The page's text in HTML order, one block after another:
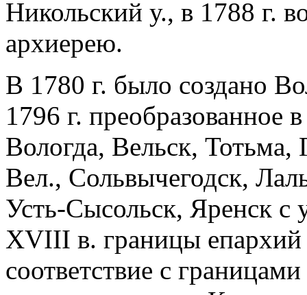
Никольский у., в 1788 г.
архиерею.
В 1780 г. было создано
1796 г. преобразованное
Вологда, Вельск, Тотьма,
Вел., Сольвычегодск,
Усть-Сысольск, Яренск с
ХVIII в. границы
соответствие с